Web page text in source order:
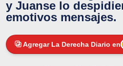
y Juanse lo
emotivos mensajes.
Agregar La Derecha Diario en